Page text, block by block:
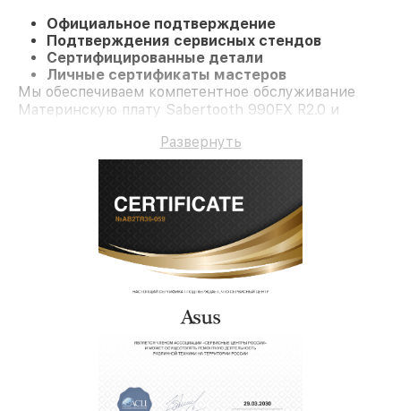
Официальное подтверждение
Подтверждения сервисных стендов
Сертифицированные детали
Личные сертификаты мастеров
Мы обеспечиваем компетентное обслуживание
Материнскую плату Sabertooth 990FX R2.0 и
Развернуть